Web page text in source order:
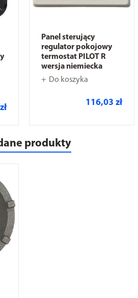
Panel sterujący
regulator pokojowy
termostat PILOT R
wersja niemiecka
Do koszyka
116,03 zł
produkty